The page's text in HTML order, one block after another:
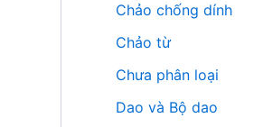
Chảo chống dính
Chảo từ
Chưa phân loại
Dao và Bộ dao